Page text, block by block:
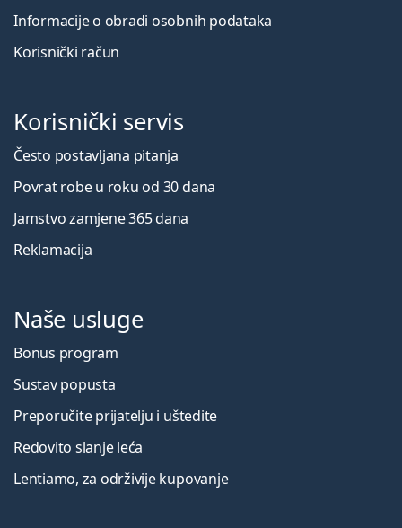
Informacije o obradi osobnih podataka
Korisnički račun
Korisnički servis
Često postavljana pitanja
Povrat robe u roku od 30 dana
Jamstvo zamjene 365 dana
Reklamacija
Naše usluge
Bonus program
Sustav popusta
Preporučite prijatelju i uštedite
Redovito slanje leća
Lentiamo, za održivije kupovanje